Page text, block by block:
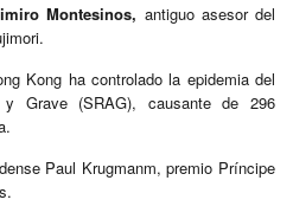
Montesinos, antiguo asesor del
Kong ha controlado la epidemia del
y Grave (SRAG), causante de 296
Paul Krugmanm, premio Príncipe